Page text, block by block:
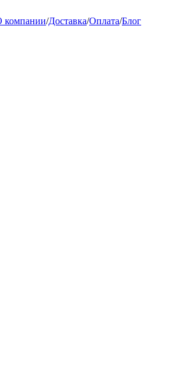
компании/Доставка/Оплата/Блог